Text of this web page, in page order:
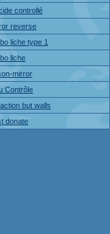
controllé
reverse
liche type 1
liche
mirror
Contrôle
but walls
donate